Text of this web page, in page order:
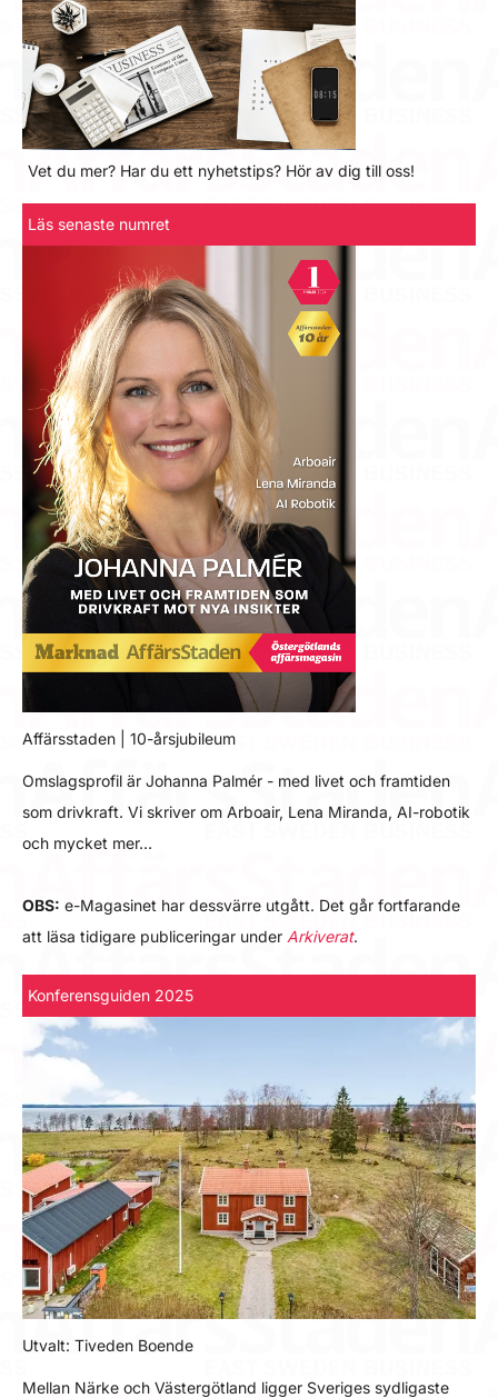
Vet du mer? Har du ett nyhetstips? Hör av dig till oss!
Läs senaste numret
Affärsstaden | 10-årsjubileum
Omslagsprofil är Johanna Palmér - med livet och framtiden
som drivkraft. Vi skriver om Arboair, Lena Miranda, AI-robotik
och mycket mer…
OBS: e-Magasinet har dessvärre utgått. Det går fortfarande
att läsa tidigare publiceringar under Arkiverat.
Konferensguiden 2025
Utvalt: Tiveden Boende
Mellan Närke och Västergötland ligger Sveriges sydligaste